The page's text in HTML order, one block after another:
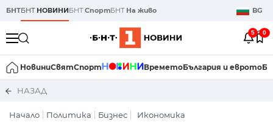
БНТБНТ НОВИНИБНТСпортБНТ На живо BG
5 0
НовиниСвятСпорт ВреметоБългария и еврото
НАЗАД
Начало Политика Бизнес Икономика